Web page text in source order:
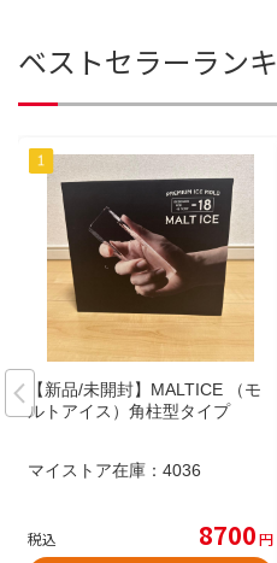
ベストセラーラン
【新品/未開封】MALTICE （モ
ルトアイス）角柱型タイプ
マイストア在庫： 4036
税込 8700円